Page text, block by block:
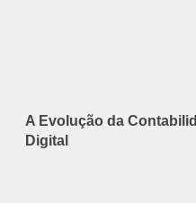
A Evolução da
Digital